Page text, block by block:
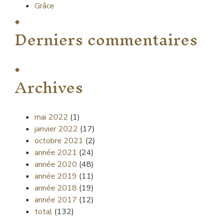
Grâce
Derniers commentaires
Archives
mai 2022 (1)
janvier 2022 (17)
octobre 2021 (2)
année 2021 (24)
année 2020 (48)
année 2019 (11)
année 2018 (19)
année 2017 (12)
total (132)